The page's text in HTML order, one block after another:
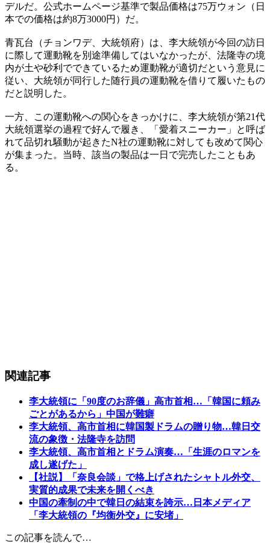
デルだ。公式ホームページ基準で製品価格は75万ウォン（日
本での価格は約8万3000円）だ。
青瓦台（チョンワデ、大統領府）は、李大統領が今回の訪日
に際して運動靴を別途準備してはいなかったが、法隆寺の境
内が土や砂利でできているため運動靴が適切だという意見に
従い、大統領が同行した随行員の運動靴を借りて履いたもの
だと説明した。
一方、この運動靴への関心をきっかけに、李大統領が第21代
大統領選挙の過程で好んで履き、「愛着スニーカー」と呼ば
れて品切れ騒動が起きたN社の運動靴に対しても改めて関心
が集まった。当時、該当の製品は一日で完売したこともあ
る。
関連記事
李大統領に「90度のお辞儀」高市首相…「韓国に頼み
ごとがあるから」中国が難癖
李大統領、高市首相に韓国製ドラムの贈り物…韓日交
流の象徴・法隆寺を訪問
李大統領、高市首相とドラム演奏…「生涯のロマンを
成し遂げた」
【社説】「奈良会談」で格上げされたシャトル外交、
実質的成果で未来を開くべき
中国の牽制の中で韓日の結束を誇示…日本メディア
「李大統領の『均衡外交』に安堵」
この記事を読んで…